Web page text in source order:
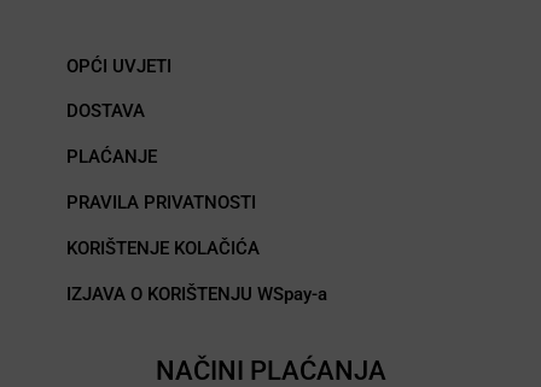
OPĆI UVJETI
DOSTAVA
PLAĆANJE
PRAVILA PRIVATNOSTI
KORIŠTENJE KOLAČIĆA
IZJAVA O KORIŠTENJU WSpay-a
NAČINI PLAĆANJA